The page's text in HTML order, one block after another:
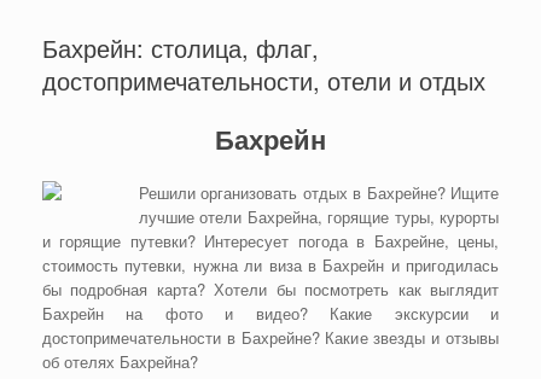
Бахрейн: столица, флаг,
достопримечательности, отели и отдых
Бахрейн
Решили организовать отдых в Бахрейне? Ищите
лучшие отели Бахрейна, горящие туры, курорты
и горящие путевки? Интересует погода в Бахрейне, цены,
стоимость путевки, нужна ли виза в Бахрейн и пригодилась
бы подробная карта? Хотели бы посмотреть как выглядит
Бахрейн на фото и видео? Какие экскурсии и
достопримечательности в Бахрейне? Какие звезды и отзывы
об отелях Бахрейна?